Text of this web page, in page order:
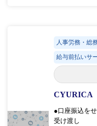
人事労務・総
給与前払いサ
CYURICA
●口座振込を
受け渡し